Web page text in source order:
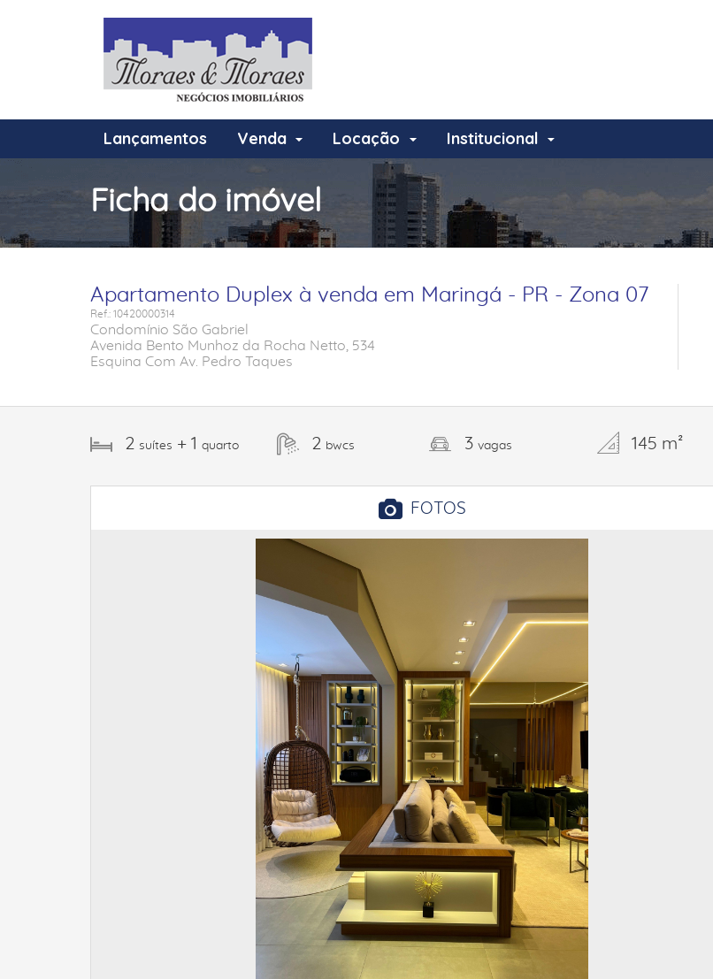
Lançamentos Venda Locação Institucional
Ficha do imóvel
Apartamento Duplex à venda em Maringá - PR - Zona 07
Ref.: 10420000314
Condomínio São Gabriel
Avenida Bento Munhoz da Rocha Netto, 534
Esquina Com Av. Pedro Taques
2 suítes + 1 quarto 2 bwcs 3 vagas 145 m²
FOTOS